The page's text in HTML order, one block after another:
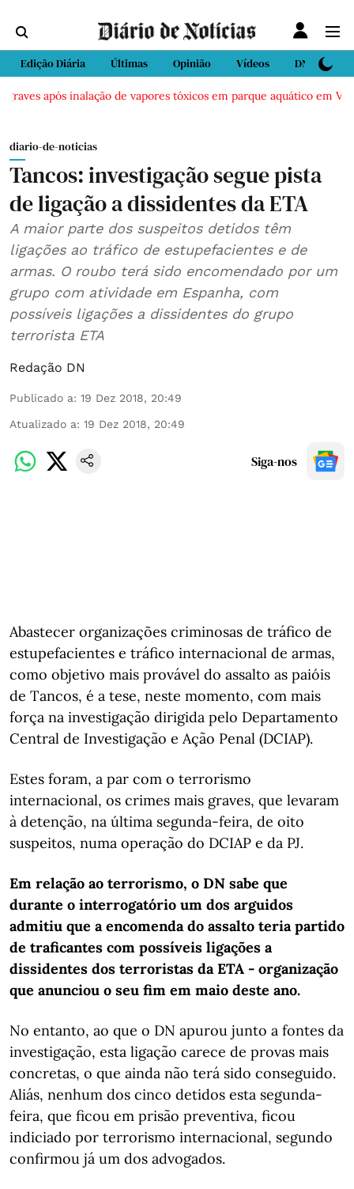
Edição Diária Últimas Opinião Vídeos DN Sport
após inalação de vapores tóxicos em parque aquático em Vieira
diario-de-noticias
Tancos: investigação segue pista
de ligação a dissidentes da ETA
A maior parte dos suspeitos detidos têm
ligações ao tráfico de estupefacientes e de
armas. O roubo terá sido encomendado por um
grupo com atividade em Espanha, com
possíveis ligações a dissidentes do grupo
terrorista ETA
Redação DN
Publicado a: 19 Dez 2018, 20:49
Atualizado a: 19 Dez 2018, 20:49
Siga-nos
Abastecer organizações criminosas de tráfico de
estupefacientes e tráfico internacional de armas,
como objetivo mais provável do assalto as paióis
de Tancos, é a tese, neste momento, com mais
força na investigação dirigida pelo Departamento
Central de Investigação e Ação Penal (DCIAP).
Estes foram, a par com o terrorismo
internacional, os crimes mais graves, que levaram
à detenção, na última segunda-feira, de oito
suspeitos, numa operação do DCIAP e da PJ.
Em relação ao terrorismo, o DN sabe que
durante o interrogatório um dos arguidos
admitiu que a encomenda do assalto teria partido
de traficantes com possíveis ligações a
dissidentes dos terroristas da ETA - organização
que anunciou o seu fim em maio deste ano.
No entanto, ao que o DN apurou junto a fontes da
investigação, esta ligação carece de provas mais
concretas, o que ainda não terá sido conseguido.
Aliás, nenhum dos cinco detidos esta segunda-
feira, que ficou em prisão preventiva, ficou
indiciado por terrorismo internacional, segundo
confirmou já um dos advogados.